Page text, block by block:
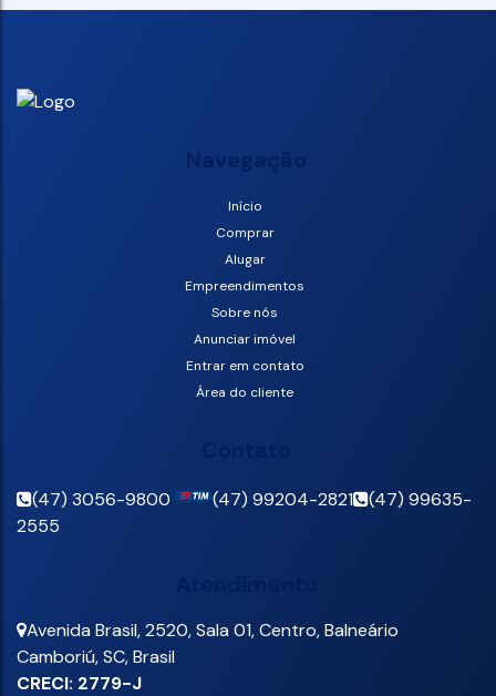
Navegação
Início
Comprar
Alugar
Empreendimentos
Sobre nós
Anunciar imóvel
Entrar em contato
Área do cliente
(47) 3056-9800 (47) 99204-2821
(47) 99635-
2555
Avenida Brasil,2520,Sala 01,Centro,Balneário
Camboriú,SC,Brasil
CRECI: 2779-J